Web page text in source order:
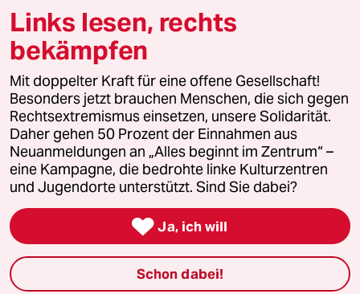
© 2026 taz Verlags und Vertriebs GmbH
Alle Rechte vorbehalten. Bei rechtlichen Fragen oder für Genehmigungen
wenden Sie sich bitte an
lizenzen@taz.de
Feedback Redaktionsstatut Kommune-Richtlinien
Leitlinie Informant Datenschutz Impressum AGB
Seitenwende Einwilligungen widerrufen (Ads)
Links lesen, rechts
bekämpfen
Mit doppelter Kraft für eine offene Gesellschaft!
Besonders jetzt brauchen Menschen, die sich gegen
Rechtsextremismus einsetzen, unsere Solidarität.
Daher gehen 50 Prozent der Einnahmen aus
Neuanmeldungen an „Alles beginnt im Zentrum“ –
eine Kampagne, die bedrohte linke Kulturzentren
und Jugendorte unterstützt. Sind Sie dabei?
 Ja, ich will
Schon dabei!